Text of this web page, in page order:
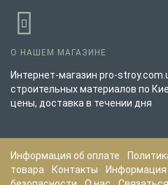
О НАШЕМ МАГАЗИНЕ
Интернет-магазин pro-
строительных материалов по
цены, доставка в течении дня
Информация об оплате
товара
Контакты Информация